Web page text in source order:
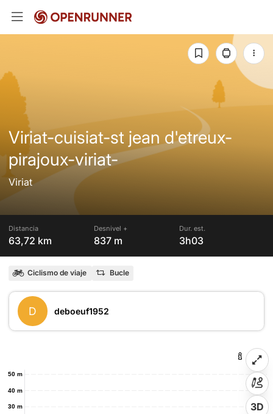
Viriat-cuisiat-st jean d'etreux-
pirajoux-viriat-
Viriat
Distancia
63,72 km
Desnivel +
837 m
Dur. est.
3h03
Ciclismo de viaje Bucle
D deboeuf1952
30 m
40 m
50 m
3D